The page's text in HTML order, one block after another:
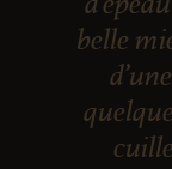
belle